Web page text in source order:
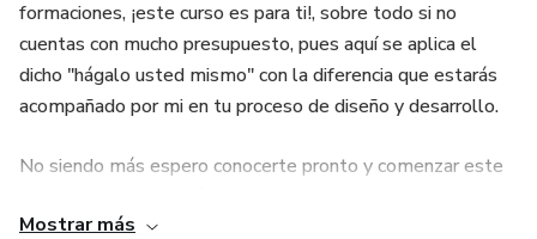
formaciones, ¡este curso es para ti!, sobre todo si no
cuentas con mucho presupuesto, pues aquí se aplica el
dicho "hágalo usted mismo" con la diferencia que estarás
acompañado por mi en tu proceso de diseño y desarrollo.
No siendo más espero conocerte pronto y comenzar este
Mostrar más